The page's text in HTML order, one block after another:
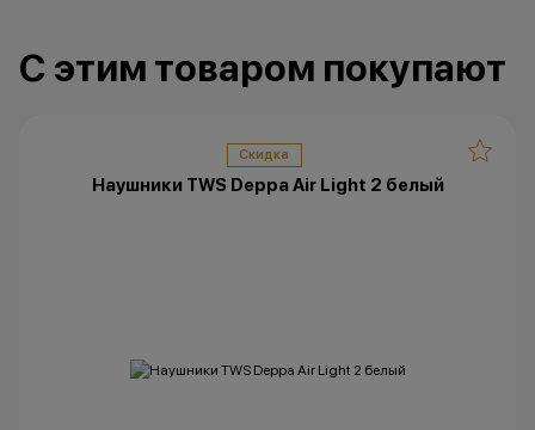
С этим товаром покупают
Скидка
Наушники TWS Deppa Air Light 2 белый